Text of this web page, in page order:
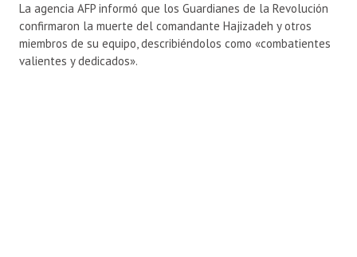
La agencia AFP informó que los Guardianes de la Revolución
confirmaron la muerte del comandante Hajizadeh y otros
miembros de su equipo, describiéndolos como «combatientes
valientes y dedicados».